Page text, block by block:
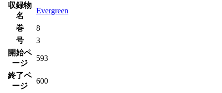
収録物
名
Evergreen
巻
8
号
3
開始ペ
ージ
593
終了ペ
ージ
600